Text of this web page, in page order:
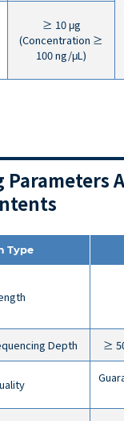
≥ 10 μg
(Concentration ≥
100 ng/μL)
Parameters
Type
Depth ≥